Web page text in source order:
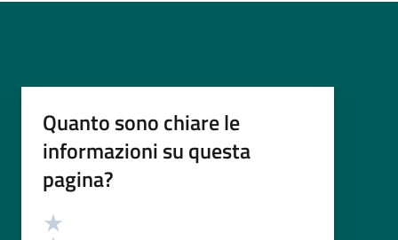
Quanto sono chiare le
informazioni su questa
pagina?
Valutazione